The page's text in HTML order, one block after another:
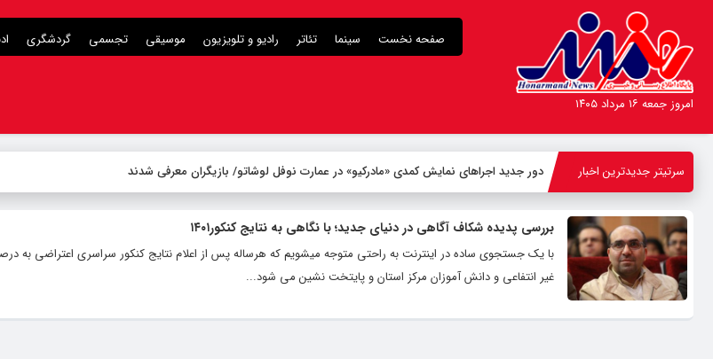
صفحه نخست سینما تئاتر رادیو و تلویزیون موسیقی تجسمی گردشگری
امروز جمعه ۱۶ مرداد ۱۴۰۵
سرتیتر جدیدترین اخبار دور جدید اجراهای نمایش کمدی «مادرکیو» در عمارت نوفل لوشاتو/ بازیگران معرفی شدند
بررسی پدیده شکاف آگاهی در دنیای جدید؛ با نگاهی به نتایج کنکور۱۴۰۱
با یک جستجوی ساده در اینترنت به راحتی متوجه می­شویم که هرساله پس از اعلام نتایج کنکور سراسری اعتراضی به
غیر انتفاعی و دانش آموزان مرکز استان و پایتخت نشین می شود...